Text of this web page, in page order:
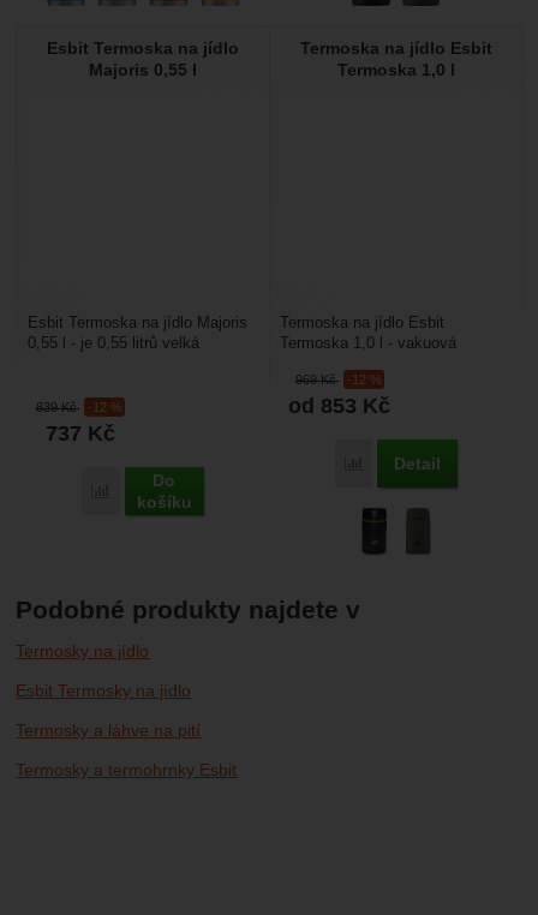
Esbit Termoska na jídlo
Majoris 0,55 l
839Kč -12 %
737 Kč
Porovnat
Do
košíku
Esbit Termoska na jídlo Majoris
0,55 l - je 0,55 litrů velká
Termoska na jídlo Esbit
Termoska 1,0 l
969Kč -12 %
od 853 Kč
Porovnat
Detail
Termoska na jídlo Esbit
Termoska 1,0 l - vakuová
l. Vnitřní vrstva Esbit...
Podobné produkty najdete v
Termosky na jídlo
Esbit Termosky na jídlo
Termosky a láhve na pití
Termosky a termohrnky Esbit